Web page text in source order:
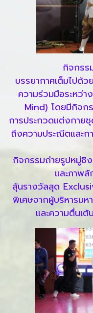
กิจกรร
บรรยากาศเต็มไปด้ว
ความร่วมมือระหว่
Mind) โดยมีกิจก
การประกวดแต่งกาย
ถึงความประณีตและก
กิจกรรมถ่ายรูปหมู่ชิ
และภาพ
ลุ้นรางวัลสุด
พิเศษจากผู้บริหารมห
และความตื่นเ